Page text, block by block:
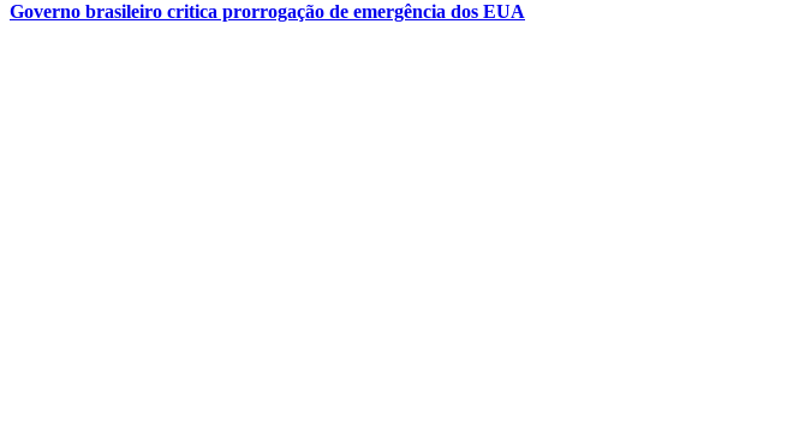
Governo brasileiro critica prorrogação de emergência dos EUA